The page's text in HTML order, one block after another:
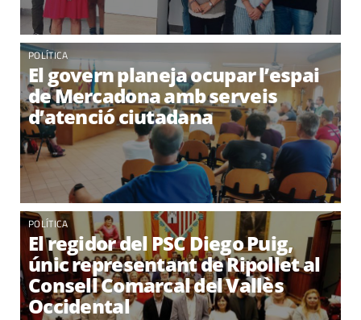
POLÍTICA
El govern planeja ocupar l’espai
de Mercadona amb serveis
d’atenció ciutadana
POLÍTICA
El regidor del PSC Diego Puig,
únic representant de Ripollet al
Consell Comarcal del Vallès
Occidental